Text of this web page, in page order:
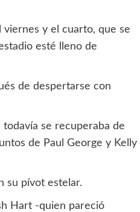
y el cuarto, que se
esté lleno de
de despertarse con
se recuperaba de
de Paul George y Kelly
su pívot estelar.
Hart -quien pareció